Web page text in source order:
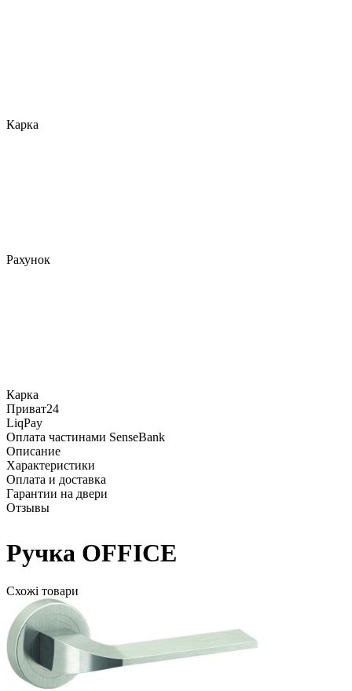
Карка
Рахунок
Карка
Приват24
LiqPay
Оплата частинами SenseBank
Описание
Характеристики
Оплата и доставка
Гарантии на двери
Отзывы
Ручка OFFICE
Схожі товари